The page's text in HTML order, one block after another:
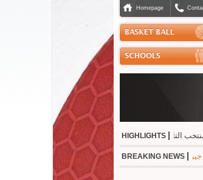
Homepage
HIGHLIGHTS |
| إلى "بطولة الحسن" الاردنية
BREAKING NEWS | 1